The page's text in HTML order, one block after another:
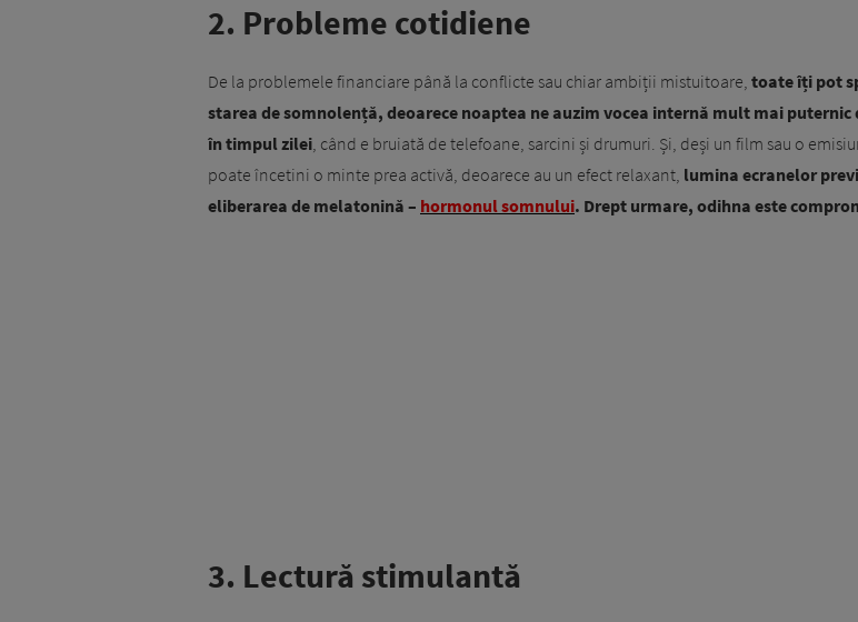
2. Probleme cotidiene
De la problemele financiare până la conflicte sau chiar ambiții mistuitoare, toate îți pot
starea de somnolență, deoarece noaptea ne auzim vocea internă mult mai puternic
în timpul zilei, când e bruiată de telefoane, sarcini și drumuri. Și, deși un film sau o
poate încetini o minte prea activă, deoarece au un efect relaxant, lumina ecranelor
eliberarea de melatonină – hormonul somnului. Drept urmare, odihna este
3. Lectură stimulantă